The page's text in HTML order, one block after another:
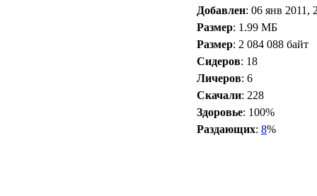
Добавлен: 06 янв 2011,
Размер: 1.99 МБ
Размер: 2 084 088 байт
Сидеров: 18
Личеров: 6
Скачали: 228
Здоровье: 100%
Раздающих: 8%